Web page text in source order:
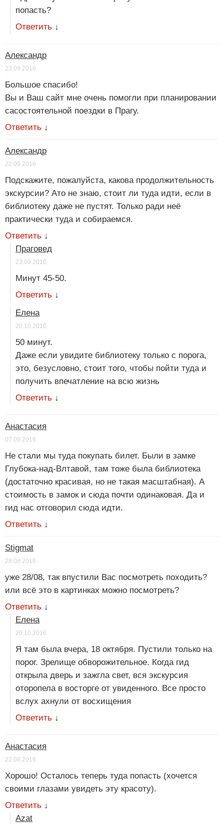
попасть?
Ответить ↓
Александр
23.09.2016
Большое спасибо!
Вы и Ваш сайт мне очень помогли при планировании
сасостоятельной поездки в Прагу.
Ответить ↓
Александр
22.09.2016
Подскажите, пожалуйста, какова продолжительность
экскурсии? Ато не знаю, стоит ли туда идти, если в
библиотеку даже не пустят. Только ради неё
практически туда и собираемся.
Ответить ↓
Праговед
23.09.2016
Минут 45-50.
Ответить ↓
Елена
20.10.2016
50 минут.
Даже если увидите библиотеку только с порога,
это, безусловно, стоит того, чтобы пойти туда и
получить впечатление на всю жизнь
Ответить ↓
Анастасия
07.09.2016
Не стали мы туда покупать билет. Были в замке
Глубока-над-Влтавой, там тоже была библиотека
(достаточно красивая, но не такая масштабная). А
стоимость в замок и сюда почти одинаковая. Да и
гид нас отговорил сюда идти.
Ответить ↓
Stigmat
28.08.2016
уже 28/08, так впустили Вас посмотреть походить?
или всё это в картинках можно посмотреть?
Ответить ↓
Елена
20.10.2016
Я там была вчера, 18 октября. Пустили только на
порог. Зрелище обворожительное. Когда гид
открыла дверь и зажгла свет, вся экскурсия
оторопела в восторге от увиденного. Все просто
вслух ахнули от восхищения
Ответить ↓
Анастасия
22.08.2016
Хорошо! Осталось теперь туда попасть (хочется
своими глазами увидеть эту красоту).
Ответить ↓
Azat